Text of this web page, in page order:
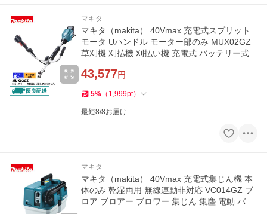
マキタ
マキタ（makita） 40Vmax 充電式スプリット
モータ Uハンドル モーター部のみ MUX02GZ
草刈機 刈払機 刈払い機 充電式 バッテリー式
43,577円
5% （ 1,999pt）
最短8/8お届け
マキタ
マキタ（makita） 40Vmax 充電式集じん機 本
体のみ 乾湿両用 無線連動非対応 VC014GZ ブ
ロア ブロアー ブロワー 集じん 集塵 電動 バッ